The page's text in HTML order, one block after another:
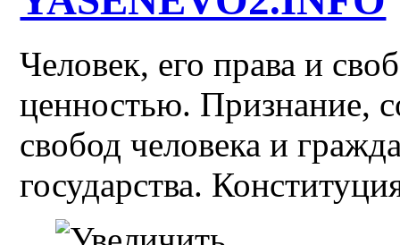
Человек, его права и
ценностью. Признание,
свобод человека и
государства.